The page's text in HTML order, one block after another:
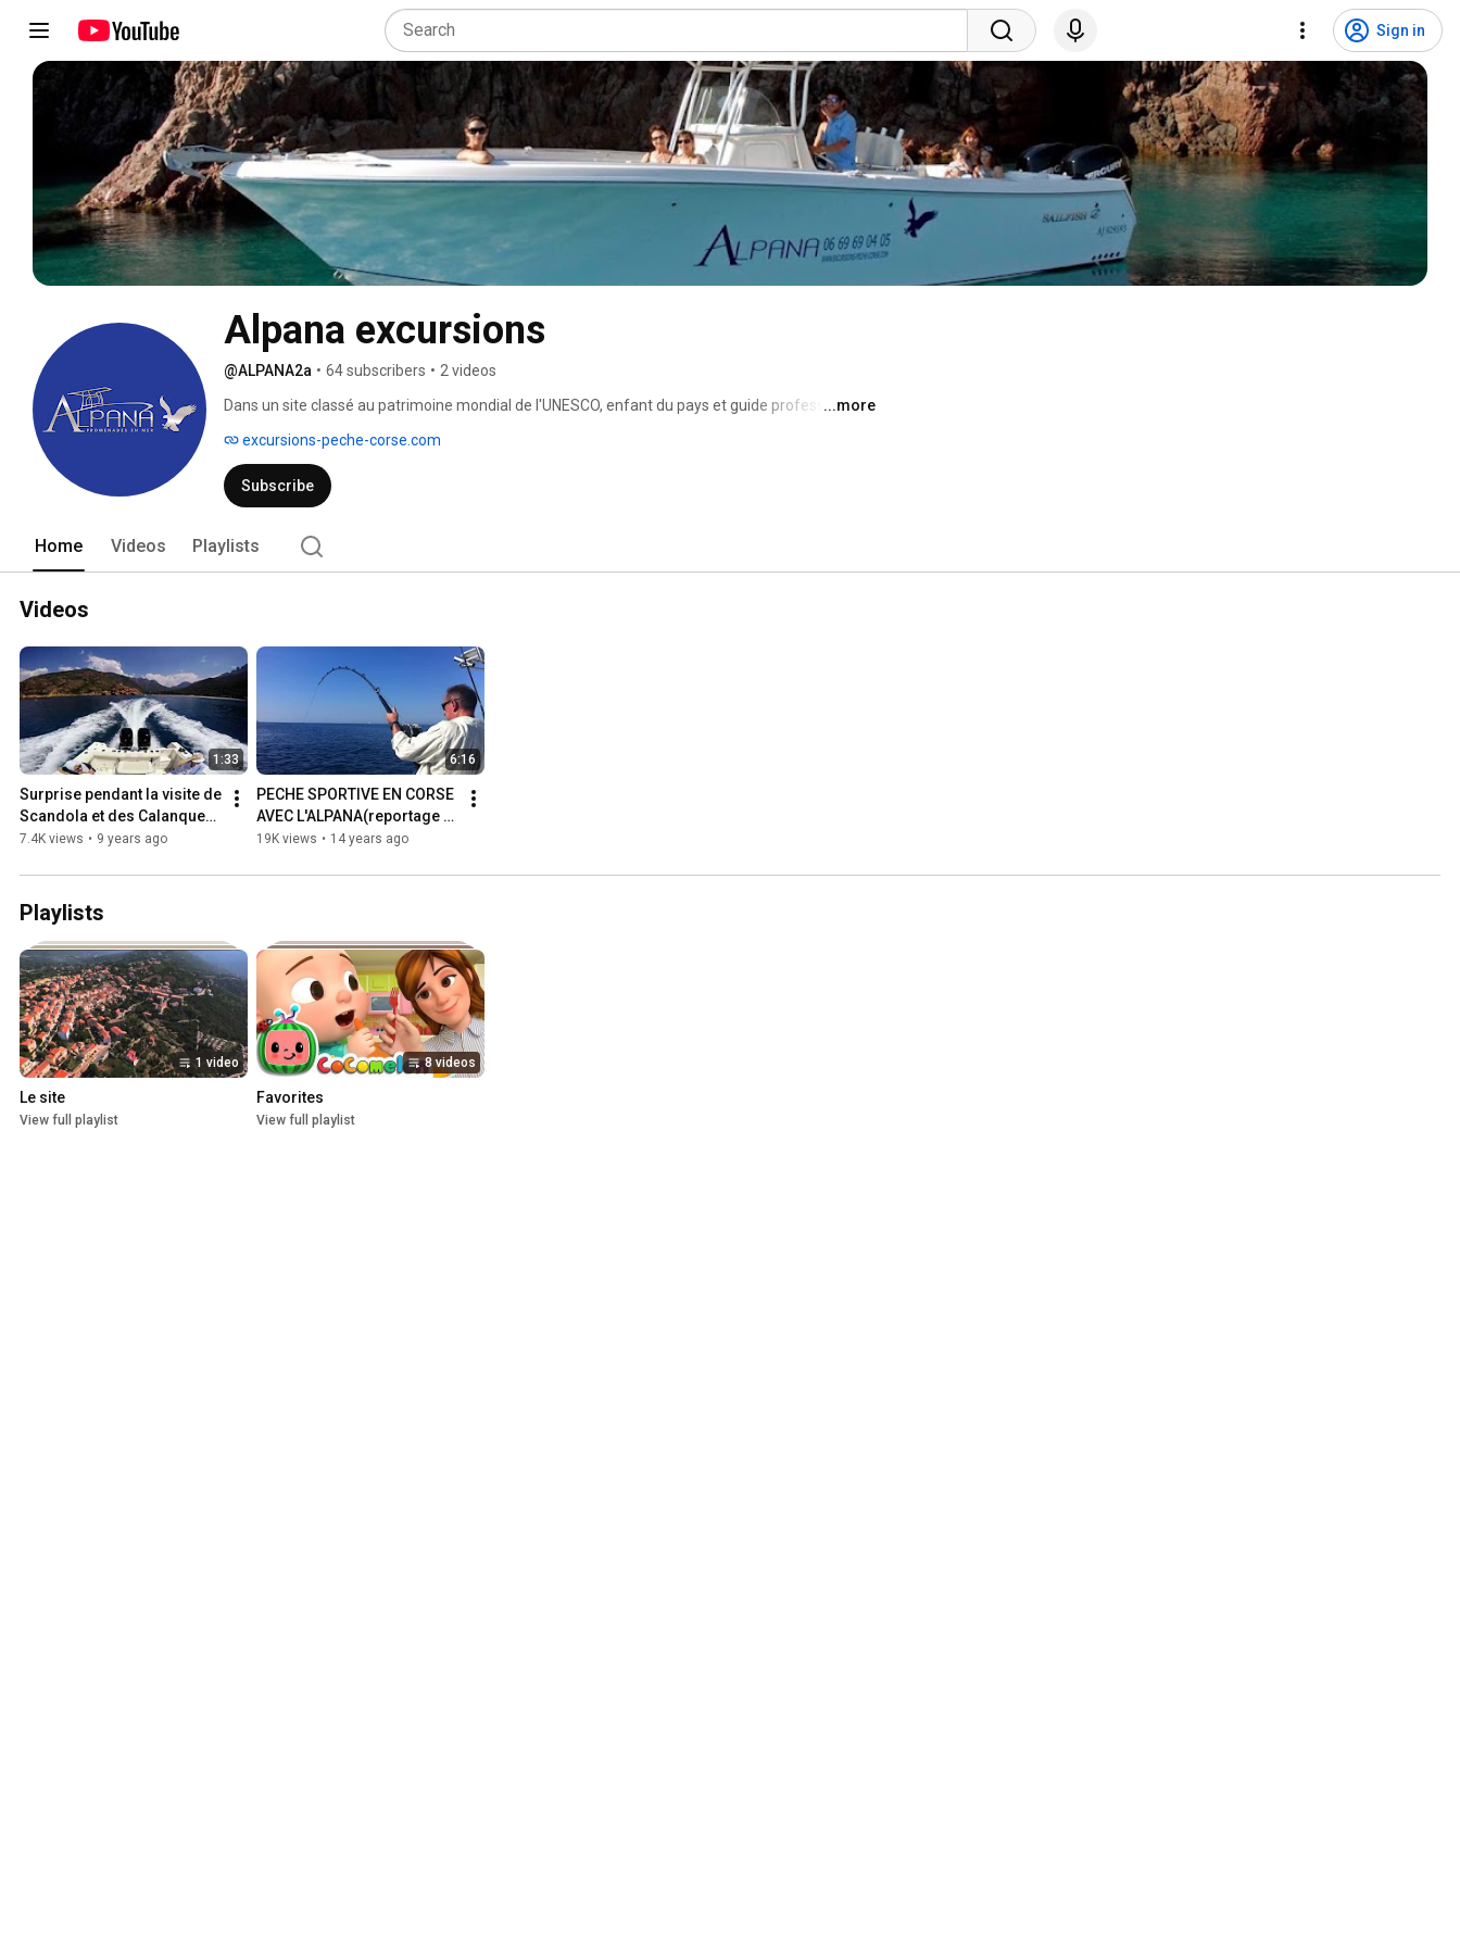
Sign in
Alpana excursions
@ALPANA2a • 64 subscribers • 2 videos
Dans un site classé au patrimoine mondial de l'UNESCO, enfant du pays et guide professionel
réserve naturelle de Scandola, du village de Girolata et des magiques Calanques de Piana.
...more
excursions-peche-corse.com
Subscribe
Home Videos Playlists
Videos
1:33
Surprise pendant la visite de
Scandola et des Calanques
de Piana avec le bateau
7.4K views • 9 years ago
6:16
PECHE SPORTIVE EN CORSE
AVEC L'ALPANA(reportage
france 3)
19K views • 14 years ago
Playlists
1 video
Le site
View full playlist
8 videos
Favorites
View full playlist